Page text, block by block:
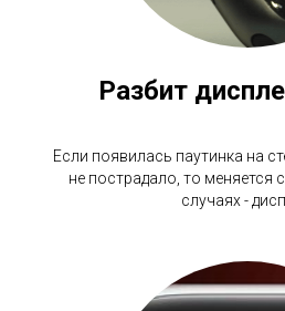
Разбит
Если появилась паутинка на
не пострадало, то меняется
случаях -